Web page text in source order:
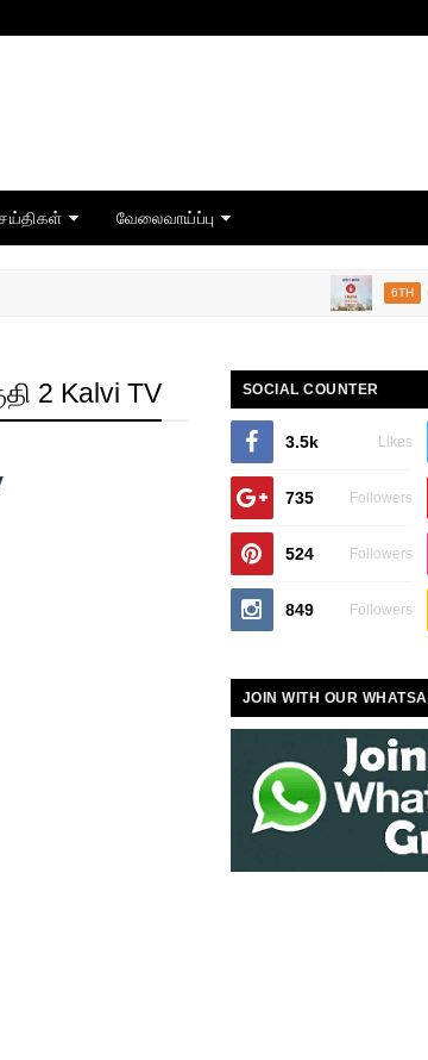
வேலைவாய்ப்பு
6TH 6th
2 Kalvi TV SOCIAL COUNTER
3.5k Likes
735 Followers
524 Followers
849 Followers
JOIN WITH OUR